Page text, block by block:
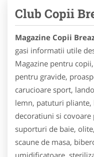
Club Copii
Magazine Copii
gasi informatii utile
Magazine pentru
pentru gravide,
carucioare sport,
lemn, patuturi
decoratiuni si
suporturi de baie,
scaune de masa,
umidificatoare,